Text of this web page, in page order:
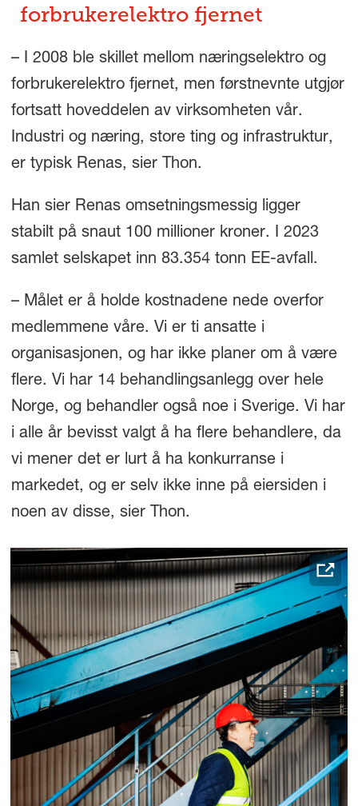
forbrukerelektro fjernet
– I 2008 ble skillet mellom næringselektro og
forbrukerelektro fjernet, men førstnevnte utgjør
fortsatt hoveddelen av virksomheten vår.
Industri og næring, store ting og infrastruktur,
er typisk Renas, sier Thon.
Han sier Renas omsetningsmessig ligger
stabilt på snaut 100 millioner kroner. I 2023
samlet selskapet inn 83.354 tonn EE-avfall.
– Målet er å holde kostnadene nede overfor
medlemmene våre. Vi er ti ansatte i
organisasjonen, og har ikke planer om å være
flere. Vi har 14 behandlingsanlegg over hele
Norge, og behandler også noe i Sverige. Vi har
i alle år bevisst valgt å ha flere behandlere, da
vi mener det er lurt å ha konkurranse i
markedet, og er selv ikke inne på eiersiden i
noen av disse, sier Thon.